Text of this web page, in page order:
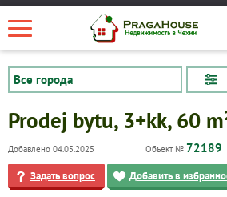
Prodej bytu, 3+kk, 60
Добавлено 04.05.2025 Объект № 72189
Задать вопрос Добавить в